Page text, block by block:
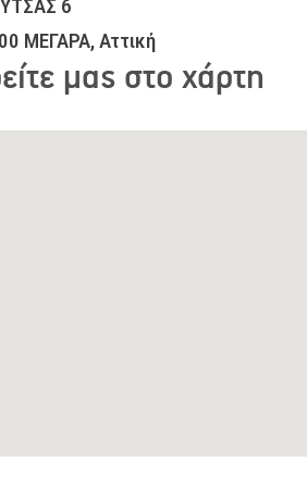
6
ΜΕΓΑΡΑ, Αττική
μας στο χάρτη